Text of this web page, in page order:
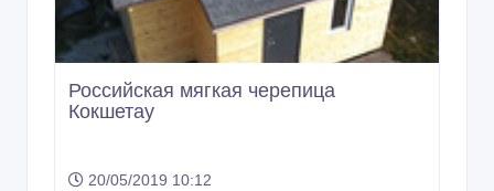
Российская мягкая черепица
Кокшетау
20/05/2019 10:12